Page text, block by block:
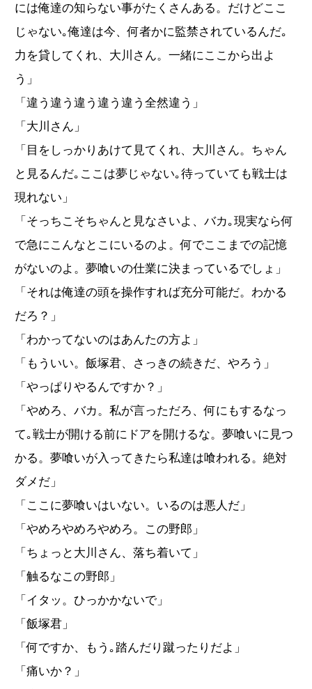
には俺達の知らない事がたくさんある。だけどここ
じゃない｡俺達は今、何者かに監禁されているんだ｡
力を貸してくれ、大川さん。一緒にここから出よ
う」
「違う違う違う違う違う全然違う」
「大川さん」
「目をしっかりあけて見てくれ、大川さん。ちゃん
と見るんだ｡ここは夢じゃない｡待っていても戦士は
現れない」
「そっちこそちゃんと見なさいよ、バカ｡現実なら何
で急にこんなとこにいるのよ。何でここまでの記憶
がないのよ。夢喰いの仕業に決まっているでしょ」
「それは俺達の頭を操作すれば充分可能だ。わかる
だろ？」
「わかってないのはあんたの方よ」
「もういい。飯塚君、さっきの続きだ、やろう」
「やっぱりやるんですか？」
「やめろ、バカ。私が言っただろ、何にもするなっ
て｡戦士が開ける前にドアを開けるな。夢喰いに見つ
かる。夢喰いが入ってきたら私達は喰われる。絶対
ダメだ」
「ここに夢喰いはいない。いるのは悪人だ」
「やめろやめろやめろ。この野郎」
「ちょっと大川さん、落ち着いて」
「触るなこの野郎」
「イタッ。ひっかかないで」
「飯塚君」
「何ですか、もう｡踏んだり蹴ったりだよ」
「痛いか？」